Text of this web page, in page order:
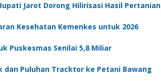
Jarot Dorong Hilirisasi Hasil Pertanian
Kesehatan Kemenkes untuk 2026
Puskesmas Senilai 5,8 Miliar
Puluhan Tracktor ke Petani Bawang